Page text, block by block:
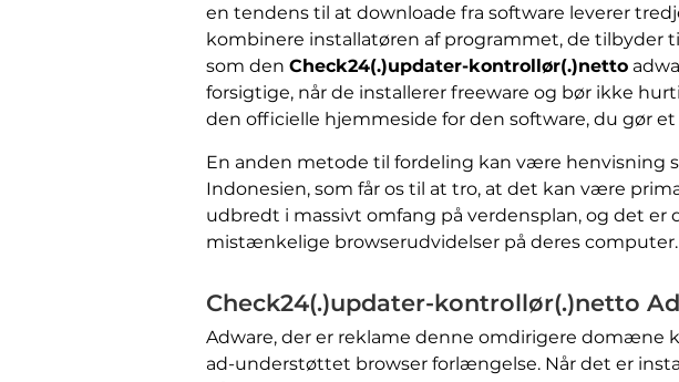
en tendens til at downloade fra software leverer
kombinere installatøren af ​​programmet, de
som den Check24(.)updater-kontrollør(.)netto
forsigtige, når de installerer freeware og bør ikke
den officielle hjemmeside for den software, du gør
En anden metode til fordeling kan være henvisning
Indonesien, som får os til at tro, at det kan være
udbredt i massivt omfang på verdensplan, og det
mistænkelige browserudvidelser på deres computer.
Check24(.)updater-kontrollør(.)netto
Adware, der er reklame denne omdirigere domæne
ad-understøttet browser forlængelse. Når det er